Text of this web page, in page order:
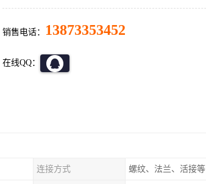
销售电话： 13873353452
在线QQ：
连接方式 螺纹、法兰、活接等